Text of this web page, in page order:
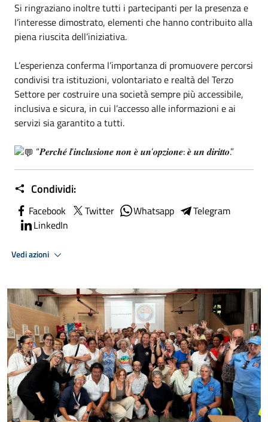
Si ringraziano inoltre tutti i partecipanti per la presenza e
l’interesse dimostrato, elementi che hanno contribuito alla
piena riuscita dell’iniziativa.
L’esperienza conferma l’importanza di promuovere percorsi
condivisi tra istituzioni, volontariato e realtà del Terzo
Settore per costruire una società sempre più accessibile,
inclusiva e sicura, in cui l’accesso alle informazioni e ai
servizi sia garantito a tutti.
“𝑷𝒆𝒓𝒄𝒉𝒆́ 𝒍’𝒊𝒏𝒄𝒍𝒖𝒔𝒊𝒐𝒏𝒆 𝒏𝒐𝒏 𝒆̀ 𝒖𝒏’𝒐𝒑𝒛𝒊𝒐𝒏𝒆: 𝒆̀ 𝒖𝒏 𝒅𝒊𝒓𝒊𝒕𝒕𝒐.”
Condividi:
Facebook Twitter Whatsapp
Telegram
LinkedIn
Vedi azioni